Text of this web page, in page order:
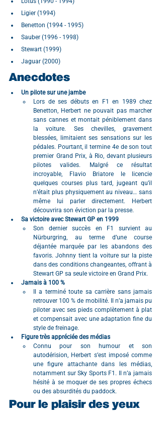
Ligier (1994)
Benetton (1994 - 1995)
Sauber (1996 - 1998)
Stewart (1999)
Jaguar (2000)
Anecdotes
Un pilote sur une jambe
Lors de ses débuts en F1 en 1989 chez
Benetton, Herbert ne pouvait pas marcher
sans cannes et montait péniblement dans
la voiture. Ses chevilles, gravement
blessées, limitaient ses sensations sur les
pédales. Pourtant, il termine 4e de son tout
premier Grand Prix, à Rio, devant plusieurs
pilotes valides. Malgré ce résultat
incroyable, Flavio Briatore le licencie
quelques courses plus tard, jugeant qu’il
n’était plus physiquement au niveau… sans
même lui parler directement. Herbert
découvrira son éviction par la presse.
Sa victoire avec Stewart GP en 1999
Son dernier succès en F1 survient au
Nürburgring, au terme d’une course
déjantée marquée par les abandons des
favoris. Johnny tient la voiture sur la piste
dans des conditions changeantes, offrant à
Stewart GP sa seule victoire en Grand Prix.
Jamais à 100 %
Il a terminé toute sa carrière sans jamais
retrouver 100 % de mobilité. Il n’a jamais pu
piloter avec ses pieds complètement à plat
et compensait avec une adaptation fine du
style de freinage.
Figure très appréciée des médias
Connu pour son humour et son
autodérision, Herbert s’est imposé comme
une figure attachante dans les médias,
notamment sur Sky Sports F1. Il n’a jamais
hésité à se moquer de ses propres échecs
ou des absurdités du paddock.
Pour le plaisir des yeux